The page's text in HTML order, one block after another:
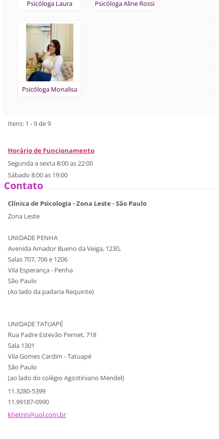
Psicóloga Laura
desde 2016 e pós-
graduada em
Psicologia Clínica e
Psicoterapia
Junguiana
Psicóloga Aline Rossi
Psicóloga Monalisa
graduada em
ensino e pesquisa
Albert Einstein
Itens: 1 - 9 de 9
Horário de Funcionamento
Segunda a sexta 8:00 as 22:00
Sábado 8:00 as 19:00
Contato
Clínica de Psicologia - Zona Leste - São Paulo
Zona Leste
UNIDADE PENHA
Avenida Amador Bueno da Veiga, 1230,
Salas 707, 706 e 1206
Vila Esperança - Penha
São Paulo
(Ao lado da padaria Requinte)
UNIDADE TATUAPÉ
Rua Padre Estevão Pernet, 718
Sala 1301
Vila Gomes Cardim - Tatuapé
São Paulo
(ao lado do colégio Agostiniano Mendel)
11.3280-5399
11.99187-0990
khetrin@uol.com.br